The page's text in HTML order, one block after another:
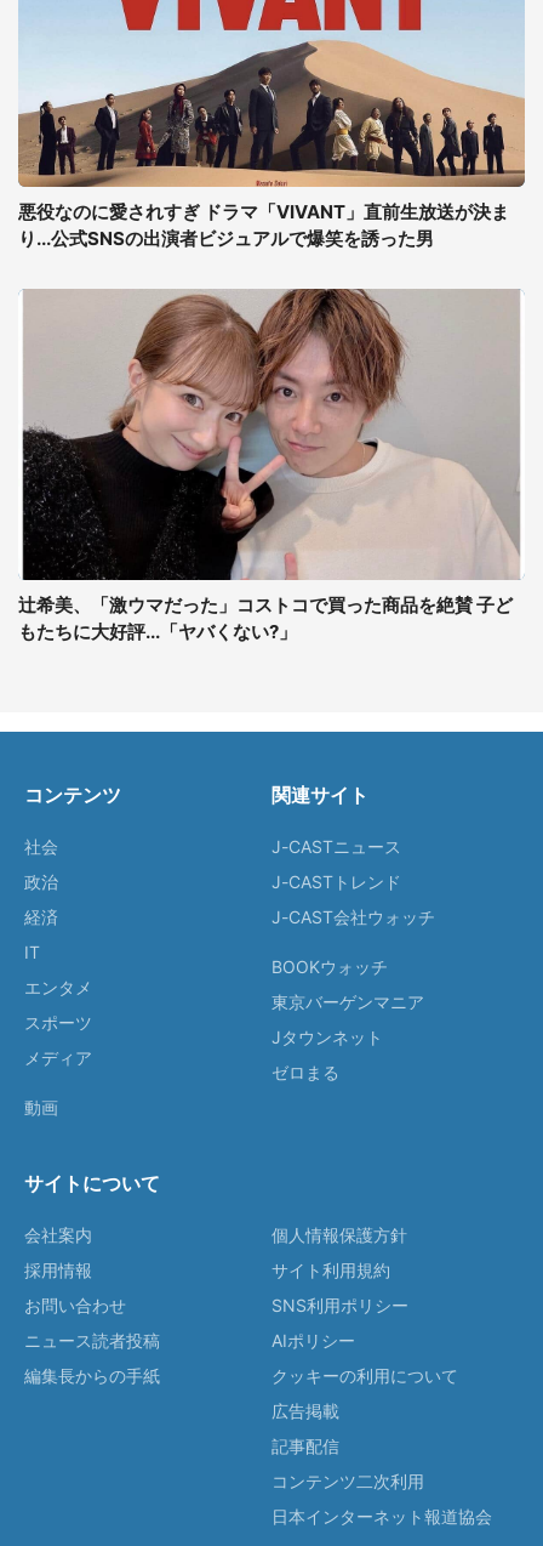
悪役なのに愛されすぎ ドラマ「VIVANT」直前生放送が決ま
り...公式SNSの出演者ビジュアルで爆笑を誘った男
辻希美、「激ウマだった」コストコで買った商品を絶賛 子ど
もたちに大好評...「ヤバくない?」
コンテンツ
社会
政治
経済
IT
エンタメ
スポーツ
メディア
動画
関連サイト
J-CASTニュース
J-CASTトレンド
J-CAST会社ウォッチ
BOOKウォッチ
東京バーゲンマニア
Jタウンネット
ゼロまる
サイトについて
会社案内
採用情報
お問い合わせ
ニュース読者投稿
編集長からの手紙
個人情報保護方針
サイト利用規約
SNS利用ポリシー
AIポリシー
クッキーの利用について
広告掲載
記事配信
コンテンツ二次利用
日本インターネット報道協会